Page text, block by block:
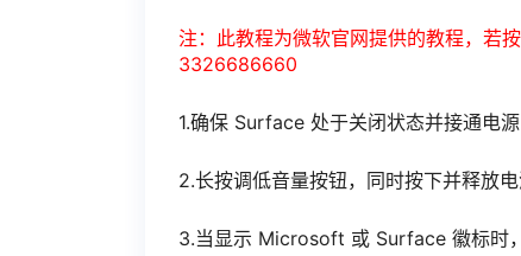
注：此教程为微软官网提供的教程，若
3326686660
1.确保 Surface 处于关闭状态并接通电
2.长按调低音量按钮，同时按下并释放电
3.当显示 Microsoft 或 Surface 徽标时